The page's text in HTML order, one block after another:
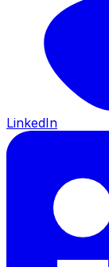
LinkedIn